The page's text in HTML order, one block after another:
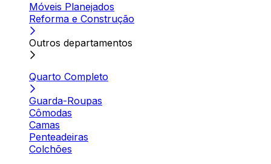
Móveis Planejados
Reforma e Construção
Outros departamentos
Quarto Completo
Guarda-Roupas
Cômodas
Camas
Penteadeiras
Colchões